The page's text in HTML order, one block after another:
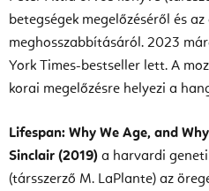
betegségek megelőzéséről és az
meghosszabbításáról. 2023
York Times-bestseller lett. A
korai megelőzésre helyezi a
Lifespan: Why We Age, and
Sinclair (2019) a harvardi
(társszerző M. LaPlante) az